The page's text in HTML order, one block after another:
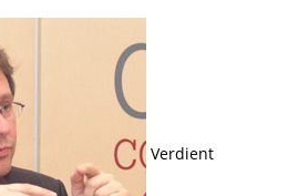
Verdient